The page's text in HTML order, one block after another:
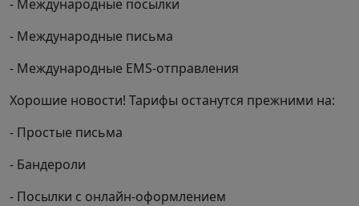
- Международные посылки
- Международные письма
- Международные EMS-отправления
Хорошие новости! Тарифы останутся прежними на:
- Простые письма
- Бандероли
- Посылки с онлайн-оформлением